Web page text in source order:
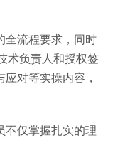
全流程要求，同时
术负责人和授权签
对等实操内容，
不仅掌握扎实的理